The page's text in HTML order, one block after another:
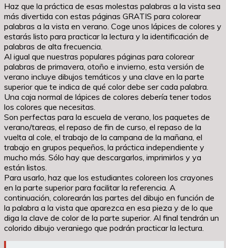
Haz que la práctica de esas molestas palabras a la vista sea
más divertida con estas páginas GRATIS para colorear
palabras a la vista en verano. Coge unos lápices de colores y
estarás listo para practicar la lectura y la identificación de
palabras de alta frecuencia.
Al igual que nuestras populares páginas para colorear
palabras de primavera, otoño e invierno, esta versión de
verano incluye dibujos temáticos y una clave en la parte
superior que te indica de qué color debe ser cada palabra.
Una caja normal de lápices de colores debería tener todos
los colores que necesitas.
Son perfectas para la escuela de verano, los paquetes de
verano/tareas, el repaso de fin de curso, el repaso de la
vuelta al cole, el trabajo de la campana de la mañana, el
trabajo en grupos pequeños, la práctica independiente y
mucho más. Sólo hay que descargarlos, imprimirlos y ya
están listos.
Para usarlo, haz que los estudiantes coloreen los crayones
en la parte superior para facilitar la referencia. A
continuación, colorearán las partes del dibujo en función de
la palabra a la vista que aparezca en esa pieza y de lo que
diga la clave de color de la parte superior. Al final tendrán un
colorido dibujo veraniego que podrán practicar la lectura.